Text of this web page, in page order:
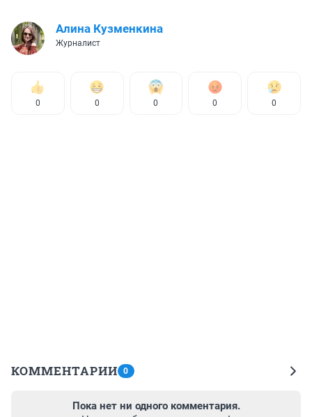
Алина Кузменкина
Журналист
0 0 0 0 0
КОММЕНТАРИИ 0
Пока нет ни одного комментария.